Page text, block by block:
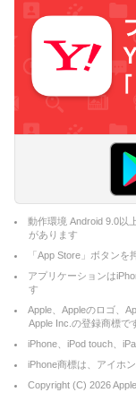
動作環境 Android 9.0以
があります
「App Store」ボタン
アプリケーションは
す
Apple、Appleのロゴ、
Apple Inc.の登録商標で
iPhone、iPod touch、
iPhone商標は、アイホ
Copyright (C) 2026